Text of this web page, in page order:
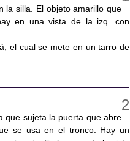
la silla. El objeto amarillo que
en una vista de la izq. con
el cual se mete en un tarro de
que sujeta la puerta que abre
se usa en el tronco. Hay un